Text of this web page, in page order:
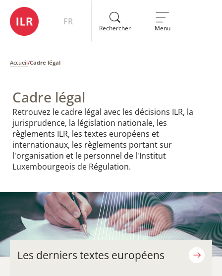
FR
Rechercher Menu
Accueil/Cadre légal
Cadre légal
Retrouvez le cadre légal avec les décisions ILR, la
jurisprudence, la législation nationale, les
règlements ILR, les textes européens et
internationaux, les règlements portant sur
l'organisation et le personnel de l'Institut
Luxembourgeois de Régulation.​
Les derniers textes européens